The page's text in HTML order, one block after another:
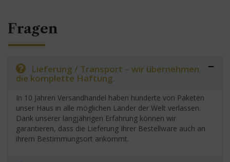
Fragen
Lieferung / Transport – wir übernehmen
die komplette Haftung.
In 10 Jahren Versandhandel haben hunderte von Paketen
unser Haus in alle möglichen Länder der Welt verlassen.
Dank unserer langjährigen Erfahrung können wir
garantieren, dass die Lieferung Ihrer Bestellware auch an
ihrem Bestimmungsort ankommt.